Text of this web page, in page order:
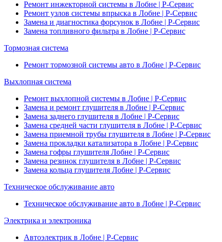
Ремонт инжекторной системы в Лобне | Р-Сервис
Ремонт узлов системы впрыска в Лобне | Р-Сервис
Замена и диагностика форсунок в Лобне | Р-Сервис
Замена топливного фильтра в Лобне | Р-Сервис
Тормозная система
Ремонт тормозной системы авто в Лобне | Р-Сервис
Выхлопная система
Ремонт выхлопной системы в Лобне | Р-Сервис
Замена и ремонт глушителя в Лобне | Р-Сервис
Замена заднего глушителя в Лобне | Р-Сервис
Замена средней части глушителя в Лобне | Р-Сервис
Замена приемной трубы глушителя в Лобне | Р-Сервис
Замена прокладки катализатора в Лобне | Р-Сервис
Замена гофры глушителя Лобне | Р-Сервис
Замена резинок глушителя в Лобне | Р-Сервис
Замена кольца глушителя Лобне | Р-Сервис
Техническое обслуживание авто
Техническое обслуживание авто в Лобне | Р-Сервис
Электрика и электроника
Автоэлектрик в Лобне | Р-Сервис